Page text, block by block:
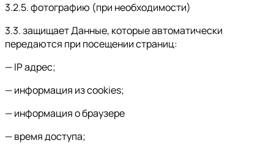
3.2.5. фотографию (при необходимости)
3.3. защищает Данные, которые автоматически
передаются при посещении страниц:
— IP адрес;
— информация из cookies;
— информация о браузере
— время доступа;